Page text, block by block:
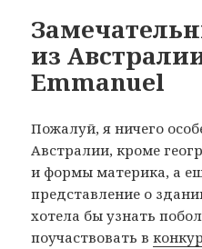
из
Emmanuel
Пожалуй, я ничего
Австралии, кроме
и формы материка, а
представление о
хотела бы узнать
поучаствовать в